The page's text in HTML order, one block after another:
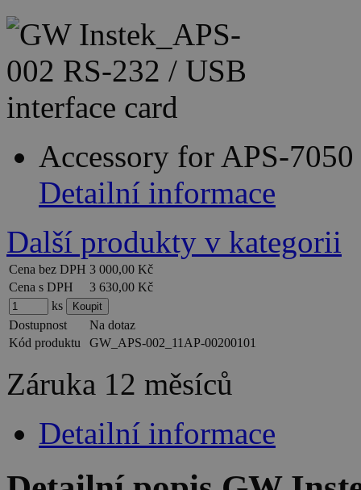
Accessory for APS-
Detailní informace
Další produkty v kategorii
Cena bez DPH 3 000,00 Kč
Cena s DPH
3 630,00 Kč
ks
Dostupnost
Na dotaz
Kód produktu
GW_APS-002_11AP-00200101
Záruka 12 měsíců
Detailní informace